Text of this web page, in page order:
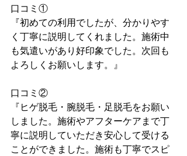
口コミ①
『初めての利用でしたが、分かりやす
く丁寧に説明してくれました。施術中
も気遣いがあり好印象でした。次回も
よろしくお願いします。』
口コミ②
『ヒゲ脱毛・腕脱毛・足脱毛をお願い
しました。施術やアフターケアまで丁
寧に説明していただき安心して受ける
ことができました。施術も丁寧でスピ